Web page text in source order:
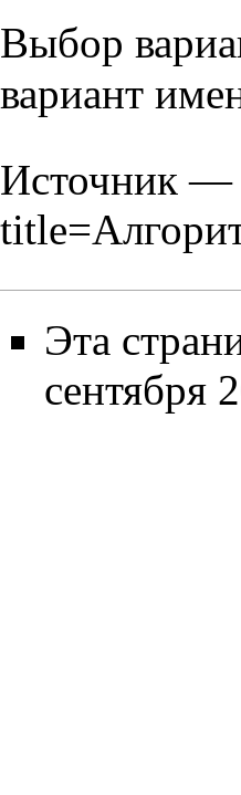
Выбор
вариант
Источник —
Эта
сентября